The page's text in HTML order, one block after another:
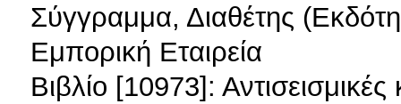
Σύγγραμμα, Διαθέτης
Εμπορική Εταιρεία
Βιβλίο [10973]: